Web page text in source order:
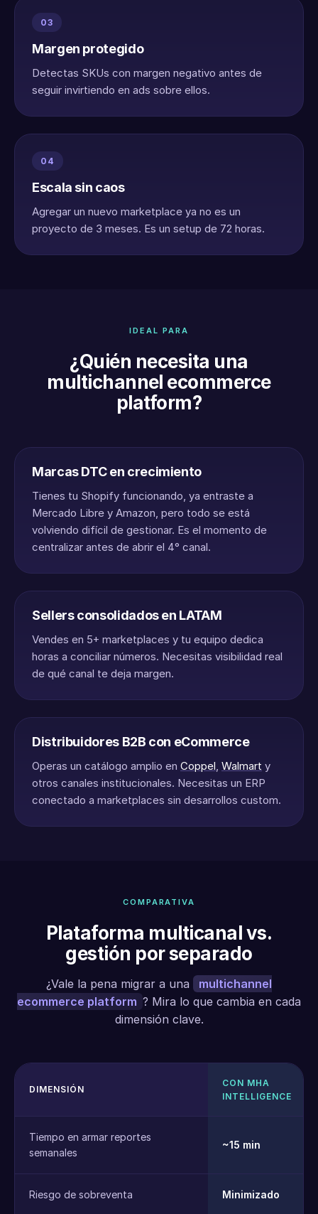
03
Margen protegido
Detectas SKUs con margen negativo antes de
seguir invirtiendo en ads sobre ellos.
04
Escala sin caos
Agregar un nuevo marketplace ya no es un
proyecto de 3 meses. Es un setup de 72 horas.
IDEAL PARA
¿Quién necesita una
multichannel ecommerce
platform?
Marcas DTC en crecimiento
Tienes tu Shopify funcionando, ya entraste a
Mercado Libre y Amazon, pero todo se está
volviendo difícil de gestionar. Es el momento de
centralizar antes de abrir el 4° canal.
Sellers consolidados en LATAM
Vendes en 5+ marketplaces y tu equipo dedica
horas a conciliar números. Necesitas visibilidad real
de qué canal te deja margen.
Distribuidores B2B con eCommerce
Operas un catálogo amplio en Coppel, Walmart y
otros canales institucionales. Necesitas un ERP
conectado a marketplaces sin desarrollos custom.
COMPARATIVA
Plataforma multicanal vs.
gestión por separado
¿Vale la pena migrar a una
multichannel
ecommerce platform ? Mira lo que cambia en cada
dimensión clave.
DIMENSIÓN
CON MHA
INTELLIGENCE
Tiempo en armar reportes
semanales
~15 min
Riesgo de sobreventa Minimizado